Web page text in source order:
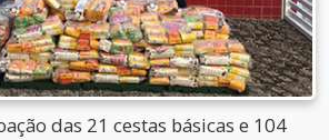
das 21 cestas básicas e 104